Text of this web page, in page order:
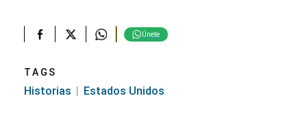
Únete
TAGS
Historias Estados Unidos